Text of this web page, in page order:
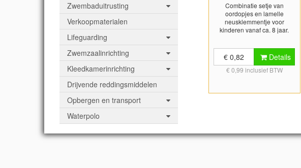
Zwembaduitrusting
Verkoopmaterialen
Lifeguarding
Zwemzaalinrichting
Kleedkamerinrichting
Drijvende reddingsmiddelen
Opbergen en transport
Waterpolo
Combinatie setje van
oordopjes en lamelle
neusklemmentje voor
kinderen vanaf ca. 8 jaar.
€ 0,82 Details
€ 0,99 inclusief BTW